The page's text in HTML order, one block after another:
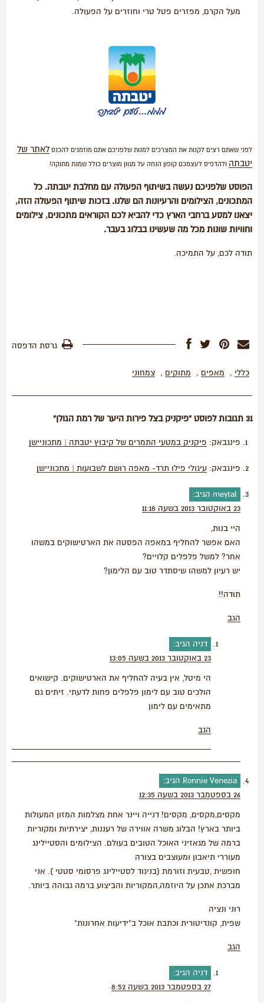
מעל הקרם, מפזרים פטל טרי וחוזרים על הפעולה.
לפני שאתם רצים לקנות את המצרכים למנות שלפניכם אתם מוזמנים להכנס לאתר של
יטבתה
ולהדפיס לעצמכם קופון הנחה על מגוון מוצרים כולל שמנת מתוקה!
הפוסט שלפניכם נעשה בשיתוף הפעולה עם מחלבת יטבתה. כל
המתכונים, הצילומים והרעיונות הם שלנו. בזכות שיתוף הפעולה הזה,
יצאנו למסע ברחבי הארץ כדי להביא לכם הקוראים מתכונים, צילומים
וחוויות שונות מכל מה שעשינו בבלוג בעבר.
תודה לכם, על התמיכה.
גרסת הדפסה
כללי , מאפים , מתוקים , צמחוני
31 תגובות לפוסט “פיקניק בצל פירות היער של רמת הגולן”
פינגבאק: פיקניק במטעי התמרים של קיבוץ יטבתה | מתכוניישן
פינגבאק: עיגולי פילו תרד- מאפה רושם לשבועות | מתכוניישן
meytal הגיב:
23 באוקטובר 2013 בשעה 11:18
היי בנות,
האם אפשר להחליף במאפה הפסטה את הארטישוקים במשהו
אחר? למשל פלפלים קלויים?
יש רעיון למשהו שיסתדר טוב עם הלימון?
תודה!!
הגב
דניה הגיב:
23 באוקטובר 2013 בשעה 13:05
הי מיטל, אין בעיה להחליף את הארטישוקים. קישואים
הולכים טוב עם לימון פלפלים פחות לדעתי. זיתים גם
מתאימים עם לימון
הגב
Ronnie Venezia הגיב:
26 בספטמבר 2013 בשעה 12:35
מקסים,מקסים, מקסים! דנייה ויינר אחת מצלמות המזון המעולות
ביותר בארץ! הבלוג משרה אווירה של רעננות, יצירתיות ומקוריות
ברמה של מגאזיני האוכל הטובים בעולם. הצילומים והסטיילינג
מעוררי תיאבון ומעוצבים בצורה
חופשית ,טבעית וזורמת (בניגוד לסטיילינג פרסומי סטטי ). אני
מברכת אתכן על היוזמה,המקוריות והביצוע ברמה גבוהה ביותר.
רוני ונציה
שפית, קונדיטורית וכתבת אוכל ב"ידיעות אחרונות"
הגב
דניה הגיב:
27 בספטמבר 2013 בשעה 8:52